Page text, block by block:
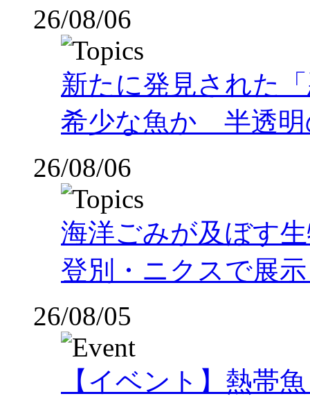
26/08/06
新たに発見された
希少な魚か 半透明
26/08/06
海洋ごみが及ぼす
登別・ニクスで展
26/08/05
【イベント】熱帯